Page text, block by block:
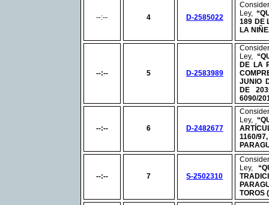
--:-- 4 D-2585022
Ley,
189 DE
LA
--:-- 5 D-2583989
Ley,
DE LA
JUNIO
DE
6090/
--:-- 6 D-2482677
Ley,
1160/
--:-- 7 S-2502310
Ley,
TOROS